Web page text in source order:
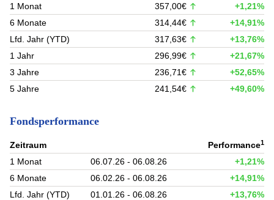
1 Monat
357,00€
+1,21%
6 Monate
314,44€
+14,91%
Lfd. Jahr (YTD)
317,63€
+13,76%
1 Jahr
296,99€
+21,67%
3 Jahre
236,71€
+52,65%
5 Jahre
241,54€ +49,60%
Fondsperformance
Zeitraum Performance1
1 Monat 06.07.26 - 06.08.26
+1,21%
6 Monate
06.02.26 - 06.08.26
+14,91%
Lfd. Jahr (YTD)
01.01.26 - 06.08.26
+13,76%